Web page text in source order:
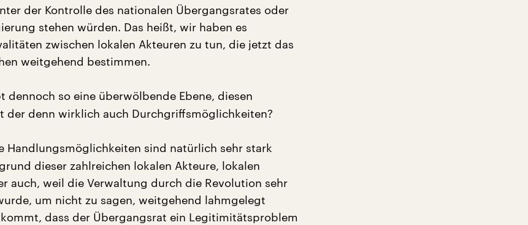
der Kontrolle des nationalen Übergangsrates oder
stehen würden. Das heißt, wir haben es
zwischen lokalen Akteuren zu tun, die jetzt das
weitgehend bestimmen.
dennoch so eine überwölbende Ebene, diesen
der denn wirklich auch Durchgriffsmöglichkeiten?
Handlungsmöglichkeiten sind natürlich sehr stark
dieser zahlreichen lokalen Akteure, lokalen
auch, weil die Verwaltung durch die Revolution sehr
um nicht zu sagen, weitgehend lahmgelegt
dass der Übergangsrat ein Legitimitätsproblem